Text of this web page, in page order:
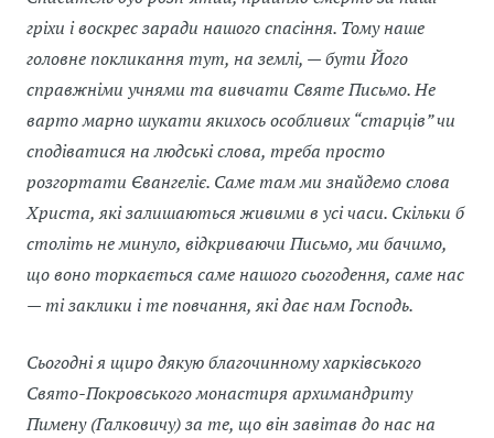
гріхи і воскрес заради нашого спасіння. Тому наше
головне покликання тут, на землі, — бути Його
справжніми учнями та вивчати Святе Письмо. Не
варто марно шукати якихось особливих “старців” чи
сподіватися на людські слова, треба просто
розгортати Євангеліє. Саме там ми знайдемо слова
Христа, які залишаються живими в усі часи. Скільки б
століть не минуло, відкриваючи Письмо, ми бачимо,
що воно торкається саме нашого сьогодення, саме нас
— ті заклики і те повчання, які дає нам Господь.
Сьогодні я щиро дякую благочинному харківського
Свято-Покровського монастиря архимандриту
Пимену (Галковичу) за те, що він завітав до нас на